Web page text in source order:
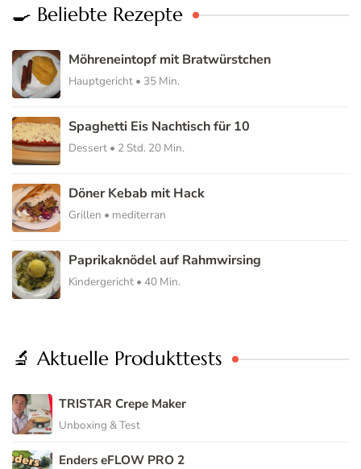
🍳 Beliebte Rezepte
Möhreneintopf mit Bratwürstchen
Hauptgericht • 35 Min.
Spaghetti Eis Nachtisch für 10
Dessert • 2 Std. 20 Min.
Döner Kebab mit Hack
Grillen • mediterran
Paprikaknödel auf Rahmwirsing
Kindergericht • 40 Min.
🔬 Aktuelle Produkttests
TRISTAR Crepe Maker
Unboxing & Test
Enders eFLOW PRO 2